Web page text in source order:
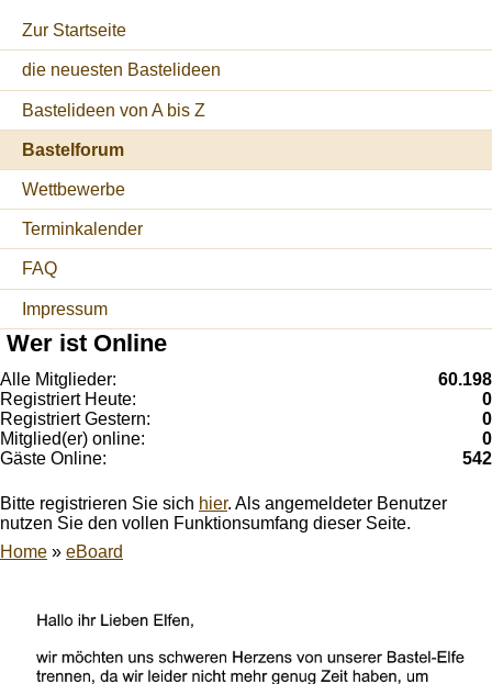
Zur Startseite
die neuesten Bastelideen
Bastelideen von A bis Z
Bastelforum
Wettbewerbe
Terminkalender
FAQ
Impressum
Wer ist Online
Alle Mitglieder:
60.198
Registriert Heute:
0
Registriert Gestern:
0
Mitglied(er) online:
0
Gäste Online:
542
Bitte registrieren Sie sich hier. Als angemeldeter Benutzer
nutzen Sie den vollen Funktionsumfang dieser Seite.
Home » eBoard